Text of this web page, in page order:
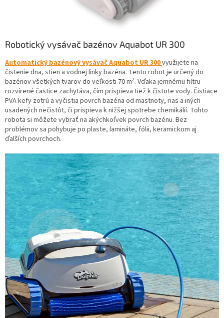
Robotický vysávač bazénov Aquabot UR 300
Automatický bazénový vysávačAquabot UR 300využijete na
čistenie dna, stien a vodnej linky bazéna. Tento robot je určený do
bazénov všetkých tvarov do veľkosti 70 m2. Vďaka jemnému filtru
rozvírené častice zachytáva, čím prispieva tiež k čistote vody. Čistiace
PVA kefy zotrú a vyčistia povrch bazéna od mastnoty, rias a iných
usadených nečistôt, či prispieva k nižšej spotrebe chemikálií. Tohto
robota si môžete vybrať na akýchkoľvek povrch bazénu. Bez
problémov sa pohybuje po plaste, lamináte, fólii, keramickom aj
ďalších povrchoch.